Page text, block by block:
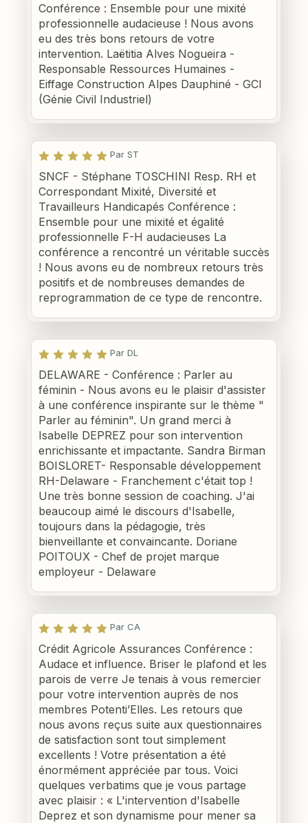
Conférence : Ensemble pour une mixité
professionnelle audacieuse ! Nous avons
eu des très bons retours de votre
intervention. Laëtitia Alves Nogueira -
Responsable Ressources Humaines -
Eiffage Construction Alpes Dauphiné - GCI
(Génie Civil Industriel)
Par ST
SNCF - Stéphane TOSCHINI Resp. RH et
Correspondant Mixité, Diversité et
Travailleurs Handicapés Conférence :
Ensemble pour une mixité et égalité
professionnelle F-H audacieuses La
conférence a rencontré un véritable succès
! Nous avons eu de nombreux retours très
positifs et de nombreuses demandes de
reprogrammation de ce type de rencontre.
Par DL
DELAWARE - Conférence : Parler au
féminin - Nous avons eu le plaisir d'assister
à une conférence inspirante sur le thème "
Parler au féminin". Un grand merci à
Isabelle DEPREZ pour son intervention
enrichissante et impactante. Sandra Birman
BOISLORET- Responsable développement
RH-Delaware - Franchement c'était top !
Une très bonne session de coaching. J'ai
beaucoup aimé le discours d'Isabelle,
toujours dans la pédagogie, très
bienveillante et convaincante. Doriane
POITOUX - Chef de projet marque
employeur - Delaware
Par CA
Crédit Agricole Assurances Conférence :
Audace et influence. Briser le plafond et les
parois de verre Je tenais à vous remercier
pour votre intervention auprès de nos
membres Potenti’Elles. Les retours que
nous avons reçus suite aux questionnaires
de satisfaction sont tout simplement
excellents ! Votre présentation a été
énormément appréciée par tous. Voici
quelques verbatims que je vous partage
avec plaisir : « L'intervention d'Isabelle
Deprez et son dynamisme pour mener sa